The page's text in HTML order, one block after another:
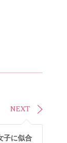
NEXT
子に似合